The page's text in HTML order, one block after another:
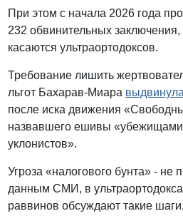
При этом с начала 2026 года
232 обвинительных
касаются ультраортодоксов.
Требование лишить
льгот Бахарав-Миара выдвинула
после иска движения
назвавшего ешивы «убежищами
уклонистов».
Угроза «налогового бунта» - не
данным СМИ, в
раввинов обсуждают такие